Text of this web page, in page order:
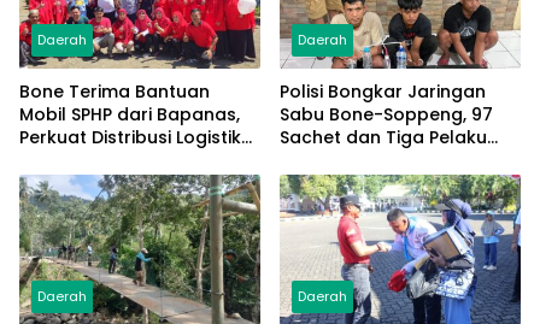
Daerah
Bone Terima Bantuan
Mobil SPHP dari Bapanas,
Perkuat Distribusi Logistik
Daerah
Polisi Bongkar Jaringan
Sabu Bone-Soppeng, 97
Sachet dan Tiga Pelaku
Daerah Daerah